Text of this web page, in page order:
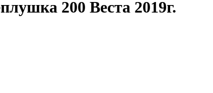
200 Веста 2019г.